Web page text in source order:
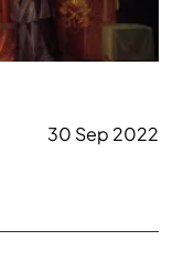
30 Sep 2022